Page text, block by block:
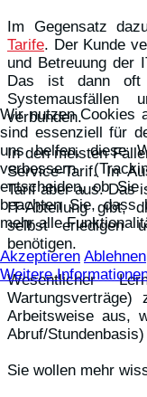
Im Gegensatz
Tarife. Der Kunde
und Betreuung der
Das ist dann oft
Systemausfällen
verbunden.
In den meisten
Service-Tarif. In
Tarif aber aus. Das
IT-Abteilung gibt,
selbst erledigen
benötigen.
Wesentlicher
Arbeitsweise aus,
Abruf/
Sie wollen mehr
Wir nutzen Cookies
sind essenziell für
uns helfen, diese
verbessern
entscheiden, ob Sie
beachten Sie, dass
mehr alle
Akzeptieren Ablehnen
Weitere